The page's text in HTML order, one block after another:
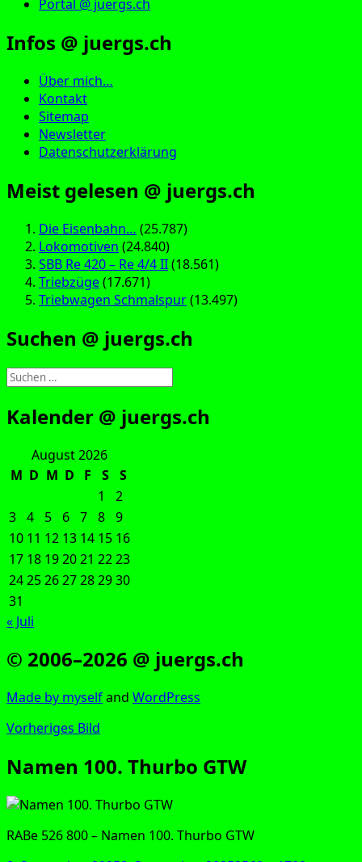
Portal @ juergs.ch
Infos @ juergs.ch
Über mich…
Kontakt
Sitemap
Newsletter
Datenschutzerklärung
Meist gelesen @ juergs.ch
Die Eisenbahn… (25.787)
Lokomotiven (24.840)
SBB Re 420 – Re 4/4 II(18.561)
Triebzüge(17.671)
Triebwagen Schmalspur(13.497)
Suchen @ juergs.ch
Suchen
nach:
Kalender @ juergs.ch
August 2026
M D M D F S
S
1
2
3 4 5 6 7 8 9
10 11 12 13 14 15 16
17 18 192021 2223
24252627282930
31
« Juli
© 2006–2026 @ juergs.ch
Made by mys­elfand Word­Press
Vorheriges Bild
Namen 100. Thurbo GTW
RABe 526 800 – Namen 100. Thur­bo GTW